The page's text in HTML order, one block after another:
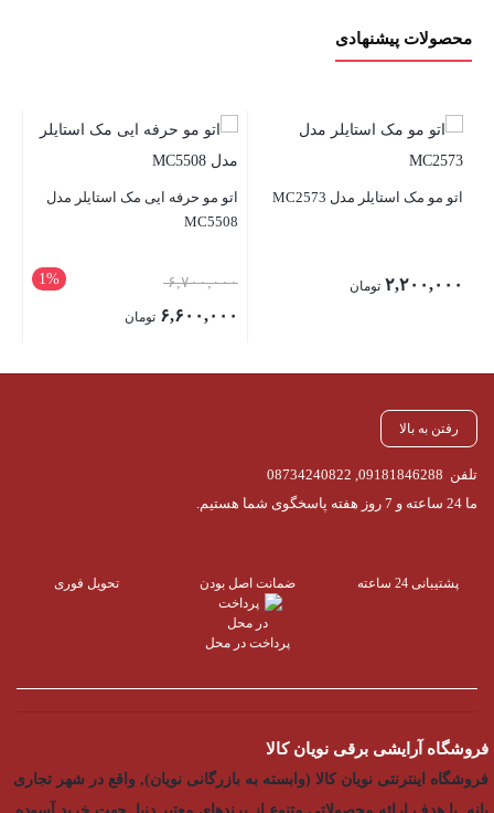
محصولات پیشنهادی
اتو مو مک استایلر مدل MC2573
۲,۲۰۰,۰۰۰ تومان
اتو مو حرفه ایی مک استایلر مدل
MC5508
1% ۶,۷۰۰,۰۰۰ قیمت
اصلی:
بود.
۶,۶۰۰,۰۰۰ تومان
فعلی:
رفتن به بالا
تلفن 09181846288
,
08734240822
ما 24 ساعته و 7 روز هفته پاسخگوی شما هستیم.
پشتیبانی 24 ساعته ضمانت اصل بودن تحویل فوری
پرداخت در محل
فروشگاه آرایشی برقی نویان کالا
فروشگاه اینترنتی نویان کالا (وابسته به بازرگانی نویان), واقع در شهر تجاری